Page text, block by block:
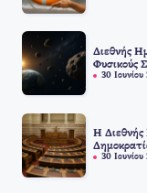
Διεθνής
Φυσικούς
30
Η Διεθνής
30